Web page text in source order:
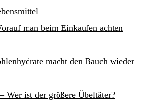
man beim Einkaufen achten
macht den Bauch wieder
Wer ist der größere Übeltäter?